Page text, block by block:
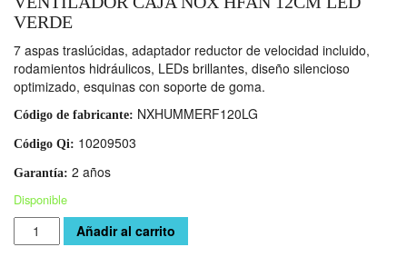
VERDE
7 aspas traslúcidas, adaptador reductor de velocidad incluido,
rodamientos hidráulicos, LEDs brillantes, diseño silencioso
optimizado, esquinas con soporte de goma.
Código de fabricante: NXHUMMERF120LG
Código Qi: 10209503
Garantía: 2 años
Disponible
Cantidad Añadir al carrito